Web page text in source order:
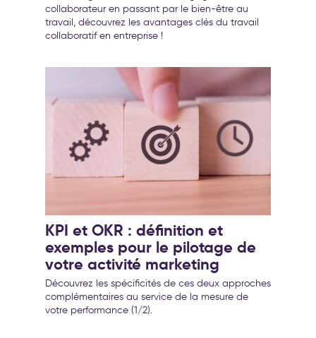
collaborateur en passant par le bien-être au
travail, découvrez les avantages clés du travail
collaboratif en entreprise !
KPI et OKR : définition et
exemples pour le pilotage de
votre activité marketing
Découvrez les spécificités de ces deux approches
complémentaires au service de la mesure de
votre performance (1/2).